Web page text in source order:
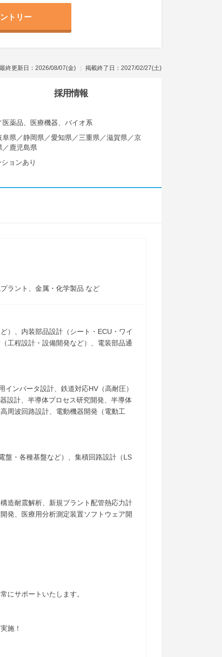
トリー
最終更新日：2026/08/07(金) 掲載終了日：2027/02/27(土)
採用情報
薬品、医療機器、バイオ系
県／静岡県／愛知県／三重県／滋賀県／京
／鹿児島県
ョンあり
ラント、金属・化学製品 など
）、内装部品設計（シート・ECU・ワイ
工程設計・設備開発など）、電装部品通
ンバータ設計、鉄道対応HV（高耐圧）
設計、半導体プロセス研究開発、半導体
周波回路設計、電動機器開発（電動工
盤・各種基盤など）、集積回路設計（LS
造耐震解析、新規プラント配管熱応力計
発、医療用分析測定装置ソフトウェア開
にサポートいたします。
施！